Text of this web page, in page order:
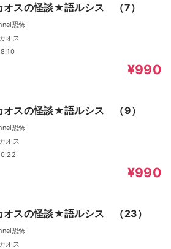
オスの怪談★語ルシス （7）
恐怖
オス
¥990
オスの怪談★語ルシス （9）
恐怖
オス
¥990
オスの怪談★語ルシス （23）
恐怖
オス